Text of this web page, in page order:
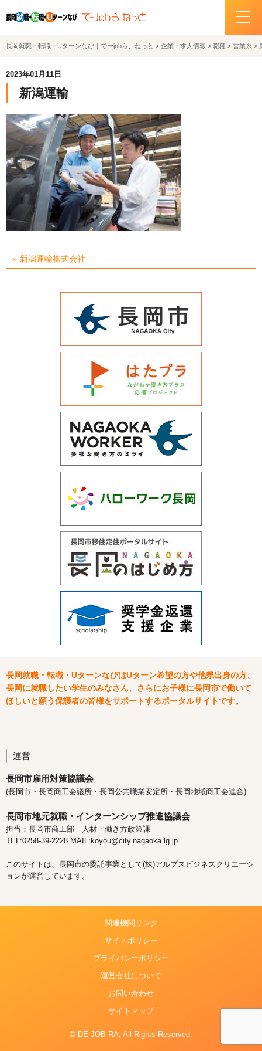
ホーム
イベント情報
企業・求人情報
サポートデスクの紹介
お問い合わせ
関連機関リンク
サイトポリシー
プライバシーポリシー
長岡就職・転職・Uターンなび｜でーjobら、ねっと > 企業・求人情報 > 職種 > 営業系 >
2023年01月11日
新潟運輸
新潟運輸株式会社
長岡就職・転職・UターンなびはUターン希望の方や他県出身の方、
長岡に就職したい学生のみなさん、さらにお子様に長岡市で働いて
ほしいと願う保護者の皆様をサポートするポータルサイトです。
運営
長岡市雇用対策協議会
(長岡市・長岡商工会議所・長岡公共職業安定所・長岡地域商工会連合)
長岡市地元就職・インターンシップ推進協議会
担当：長岡市商工部 人材・働き方政策課
TEL:0258-39-2228 MAIL:koyou@city.nagaoka.lg.jp
このサイトは、長岡市の委託事業として(株)アルプスビジネスクリエーシ
ョンが運営しています。
関連機関リンク
サイトポリシー
プライバシーポリシー
運営会社について
お問い合わせ
サイトマップ
© DE-JOB-RA. All Rights Reserved.